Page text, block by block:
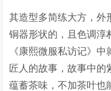
其造型多简练大方，外
铜器形状的，且色调
《康熙微服私访记》
匠人的故事，故事中的
蕴蓄茶味，不加茶叶也